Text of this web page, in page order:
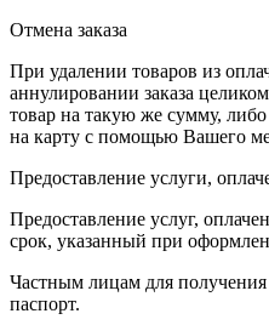
Отмена заказа
При удалении товаров из
аннулировании заказа
товар на такую же сумму,
на карту с помощью Вашего
Предоставление услуги,
Предоставление услуг,
срок, указанный при
Частным лицам для
паспорт.